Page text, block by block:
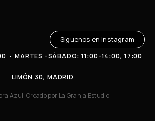
Azul. Creado por La Granja Estudio
• MARTES -SÁBADO: 11:00-14:00, 17:00
LIMÓN 30, MADRID
Síguenos en instagram